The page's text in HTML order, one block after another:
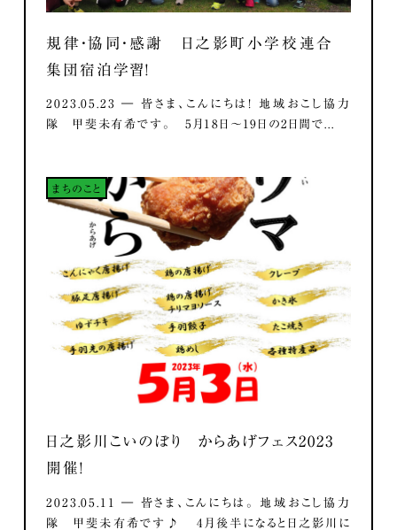
規律・協同・感謝 日之影町小学校連合
集団宿泊学習！
2023.05.23 ― 皆さま、こんにちは！ 地域おこし協力
隊 甲斐未有希です。 5月18日～19日の2日間で...
まちのこと
日之影川こいのぼり からあげフェス2023
開催！
2023.05.11 ― 皆さま、こんにちは。 地域おこし協力
隊 甲斐未有希です♪ 4月後半になると日之影川に